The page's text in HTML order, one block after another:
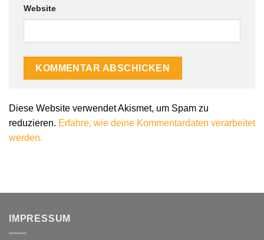
Website
Diese Website verwendet Akismet, um Spam zu
reduzieren. Erfahre, wie deine Kommentardaten verarbeitet
werden.
IMPRESSUM